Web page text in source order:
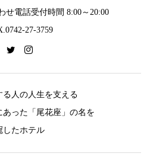
せ電話受付時間 8:00～20:00
27-3759
る人の人生を支える
あった「尾花座」の名を
したホテル